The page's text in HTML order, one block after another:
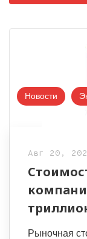
Новости
Авг 20,
Рыночная